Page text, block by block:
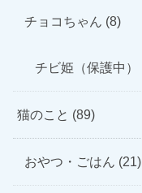
チョコちゃん (8)
チビ姫（保護中）
猫のこと (89)
おやつ・ごはん (21)